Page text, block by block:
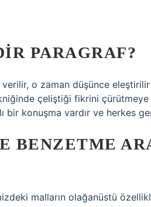
PARAGRAF?
o zaman düşünce
çeliştiği fikrini çürütmeye
bir konuşma vardır ve herkes
BENZETME
malların olağanüstü